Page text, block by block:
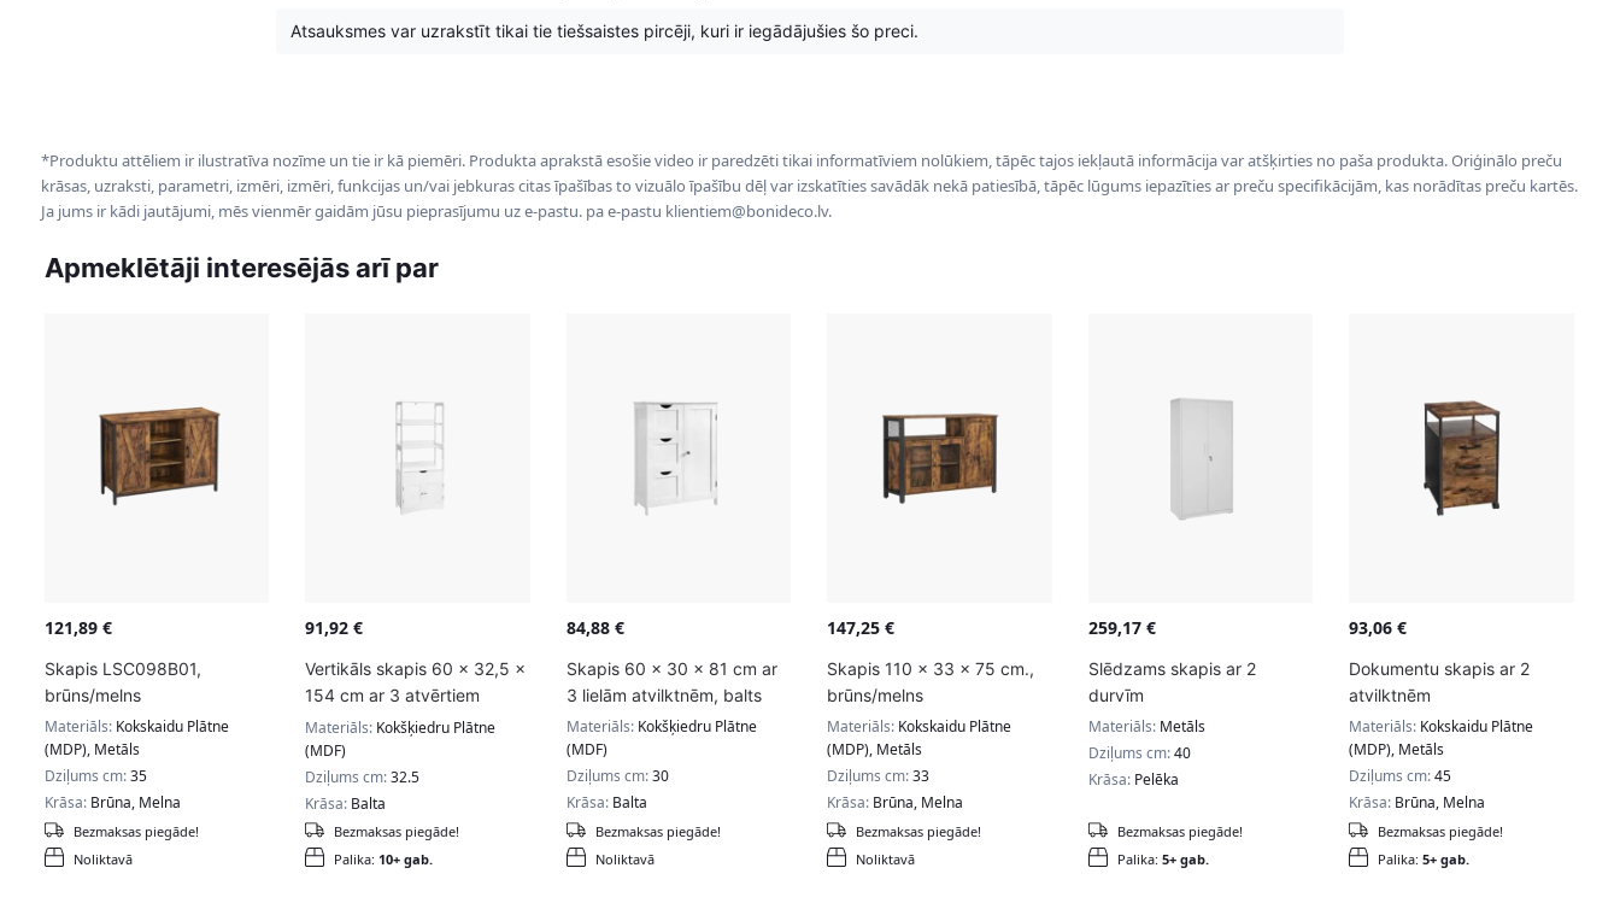
Atsauksmes var uzrakstīt tikai tie tiešsaistes pircēji, kuri ir iegādājušies šo preci.
*Produktu attēliem ir ilustratīva nozīme un tie ir kā piemēri. Produkta aprakstā esošie video ir paredzēti tikai informatīviem nolūkiem, tāpēc tajos iekļautā informācija var atšķirties no paša produkta. Oriģinālo preču
krāsas, uzraksti, parametri, izmēri, izmēri, funkcijas un/vai jebkuras citas īpašības to vizuālo īpašību dēļ var izskatīties savādāk nekā patiesībā, tāpēc lūgums iepazīties ar preču specifikācijām, kas norādītas preču kartēs.
Ja jums ir kādi jautājumi, mēs vienmēr gaidām jūsu pieprasījumu uz e-pastu. pa e-pastu klientiem@bonideco.lv.
Apmeklētāji interesējās arī par
121,89 €
Skapis LSC098B01,
brūns/melns
Materiāls: Kokskaidu Plātne
(MDP), Metāls
Dziļums cm:35
Krāsa: Brūna, Melna
Noliktavā
Bezmaksas piegāde!
91,92€
Vertikāls skapis 60 x 32,5 x
154 cm ar 3 atvērtiem
nodalījumiem
Materiāls: Kokšķiedru Plātne
(MDF)
Dziļums cm:32.5
Krāsa: Balta
Palika: 10+ gab.
Bezmaksas piegāde!
84,88 €
Skapis 60 x 30 x 81 cm ar
3 lielām atvilktnēm, balts
Materiāls: Kokšķiedru Plātne
(MDF)
Dziļums cm:30
Krāsa: Balta
Noliktavā
Bezmaksas piegāde!
147,25€
Skapis 110 x 33 x 75 cm.,
brūns/melns
Materiāls: Kokskaidu Plātne
(MDP), Metāls
Dziļums cm:33
Krāsa: Brūna, Melna
Noliktavā
Bezmaksas piegāde!
259,17 €
Slēdzams skapis ar 2
durvīm
Materiāls: Metāls
Dziļums cm:40
Krāsa: Pelēka
Palika: 5+ gab.
Bezmaksas piegāde!
93,06€
Dokumentu skapis ar 2
atvilktnēm
Materiāls: Kokskaidu Plātne
(MDP), Metāls
Dziļums cm:45
Krāsa: Brūna, Melna
Palika:5+ gab.
Bezmaksas piegāde!